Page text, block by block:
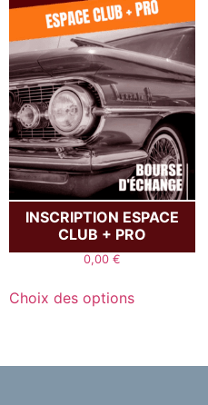
INSCRIPTION ESPACE
CLUB + PRO
0,00€
Choix des options